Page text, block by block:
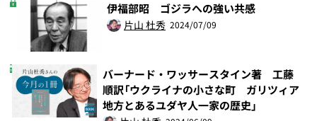
伊福部昭 ゴジラへの強い共感
片山 杜秀 2024/07/09
バーナード・ワッサースタイン著 工藤
順訳「ウクライナの小さな町 ガリツィア
地方とあるユダヤ人一家の歴史」